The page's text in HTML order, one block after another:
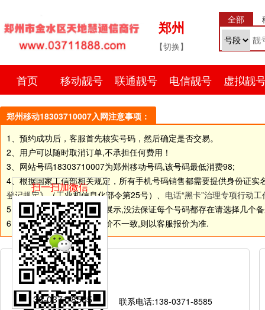
郑州
【切换】
全部
首页 移动靓号 联通靓号 电信靓号 虚拟靓
郑州移动18303710007入网注意事项：
1、预约成功后，客服首先核实号码，然后确定是否交易。
2、用户可以随时取消订单,不承担任何费用！
3、网站号码18303710007为郑州移动号码,该号码最低消费98;
4、根据国家工信部相关规定，所有手机号码销售都需要提供身份证
登记规定》（工业和信息化部令第25号）、 电话“黑卡”治理专项行动
5.由于网站和线下店面同步展示,没法保证每个号码都存在请选择几个
6.如个别号码标价和客服报价不一致,则以客服报价为准.
有问题就找我
联系电话:138-0371-8585
扫一扫加微信
138-0371-8585